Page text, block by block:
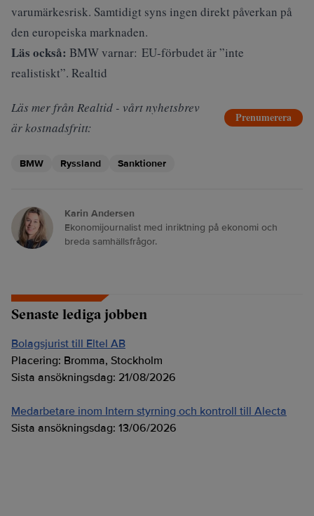
varumärkesrisk. Samtidigt syns ingen direkt påverkan på
den europeiska marknaden.
Läs också: BMW varnar: EU-förbudet är ”inte
realistiskt”. Realtid
Läs mer från Realtid - vårt nyhetsbrev
är kostnadsfritt:
Prenumerera
BMW Ryssland Sanktioner
Karin Andersen
Ekonomijournalist med inriktning på ekonomi och
breda samhällsfrågor.
Senaste lediga jobben
Bolagsjurist till Eltel AB
Placering: Bromma, Stockholm
Sista ansökningsdag: 21/08/2026
Medarbetare inom Intern styrning och kontroll till Alecta
Sista ansökningsdag: 13/06/2026